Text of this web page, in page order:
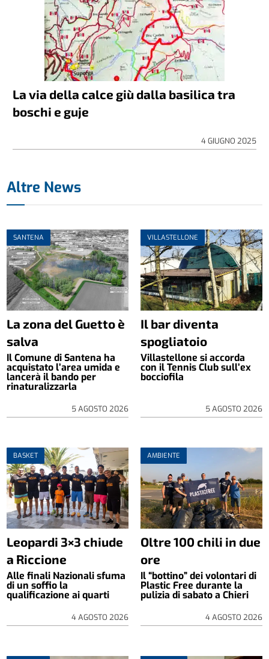
La via della calce giù dalla basilica tra
boschi e guje
4 GIUGNO 2025
Altre News
SANTENA
La zona del Guetto è
salva
Il Comune di Santena ha
acquistato l’area umida e
lancerà il bando per
rinaturalizzarla
5 AGOSTO 2026
VILLASTELLONE
Il bar diventa
spogliatoio
Villastellone si accorda
con il Tennis Club sull’ex
bocciofila
5 AGOSTO 2026
BASKET
Leopardi 3×3 chiude
a Riccione
Alle finali Nazionali sfuma
di un soffio la
qualificazione ai quarti
4 AGOSTO 2026
AMBIENTE
Oltre 100 chili in due
ore
Il “bottino” dei volontari di
Plastic Free durante la
pulizia di sabato a Chieri
4 AGOSTO 2026